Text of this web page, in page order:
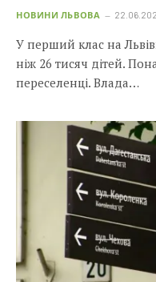
НОВИНИ ЛЬВОВА
У перший клас на
ніж 26 тисяч дітей.
переселенці. Влада…